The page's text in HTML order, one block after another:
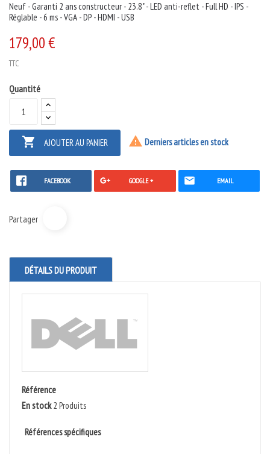
Neuf - Garanti 2 ans constructeur - 23.8" - LED anti-reflet - Full HD - IPS -
Réglable - 6 ms - VGA - DP - HDMI - USB
179,00 €
TTC
Quantité
 AJOUTER AU PANIER  Derniers articles en stock
FACEBOOK GOOGLE + EMAIL
Partager
DÉTAILS DU PRODUIT
Référence
En stock 2 Produits
Références spécifiques